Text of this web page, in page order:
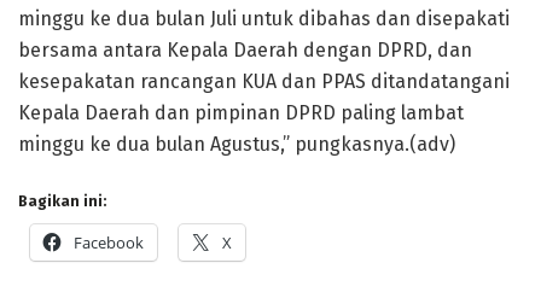
minggu ke dua bulan Juli untuk dibahas dan disepakati
bersama antara Kepala Daerah dengan DPRD, dan
kesepakatan rancangan KUA dan PPAS ditandatangani
Kepala Daerah dan pimpinan DPRD paling lambat
minggu ke dua bulan Agustus,” pungkasnya.(adv)
Bagikan ini:
Facebook X